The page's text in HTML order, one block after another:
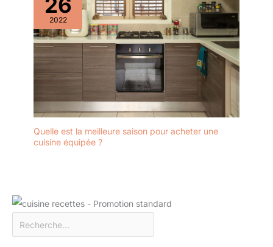
2022
Quelle est la meilleure saison pour acheter une
cuisine équipée ?